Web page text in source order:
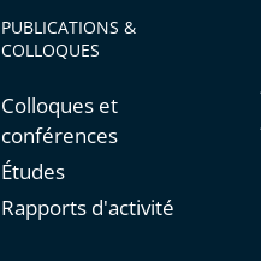
PUBLICATIONS &
COLLOQUES
Colloques et
conférences
Études
Rapports d'activité